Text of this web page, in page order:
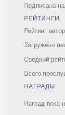
Подписана на
РЕЙТИНГИ
Рейтинг
Загружено
Средний
Всего
НАГРАДЫ
Наград пока